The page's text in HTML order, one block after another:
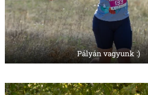
Pályán vagyunk :)